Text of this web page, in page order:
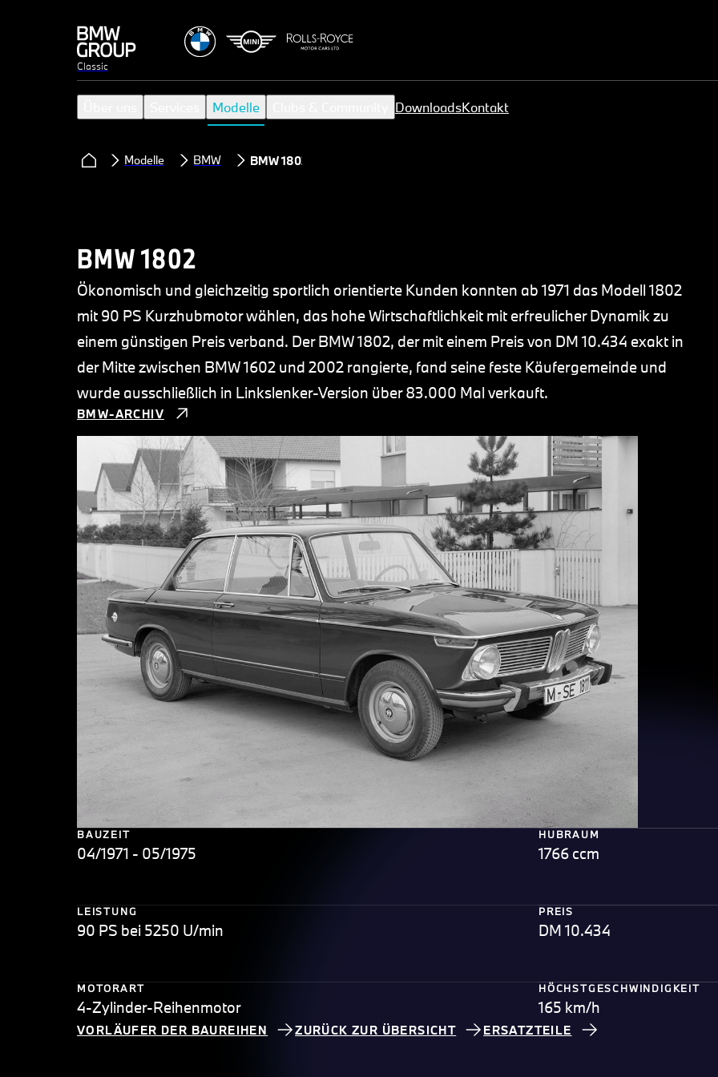
Classic
Modelle DownloadsKontakt
Modelle BMW BMW 1802
BMW 1802
Ökonomisch und gleichzeitig sportlich orientierte Kunden konnten ab 1971 das Modell 1802
mit 90 PS Kurzhubmotor wählen, das hohe Wirtschaftlichkeit mit erfreulicher Dynamik zu
einem günstigen Preis verband. Der BMW 1802, der mit einem Preis von DM 10.434 exakt in
der Mitte zwischen BMW 1602 und 2002 rangierte, fand seine feste Käufergemeinde und
wurde ausschließlich in Linkslenker-Version über 83.000 Mal verkauft.
BMW-ARCHIV
BAUZEIT
04/1971 - 05/1975
HUBRAUM
1766 ccm
LEISTUNG
90 PS bei 5250 U/min
PREIS
DM 10.434
MOTORART
4-Zylinder-Reihenmotor
HÖCHSTGESCHWINDIGKEIT
165 km/h
VORLÄUFER DER BAUREIHEN ZURÜCK ZUR ÜBERSICHT ERSATZTEILE